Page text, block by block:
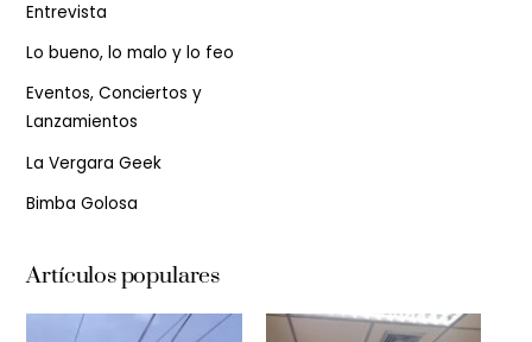
Entrevista
Lo bueno, lo malo y lo feo
Eventos, Conciertos y
Lanzamientos
La Vergara Geek
Bimba Golosa
Artículos populares